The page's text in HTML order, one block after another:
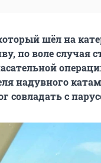
шёл на
по воле случая
надувного
совладать с